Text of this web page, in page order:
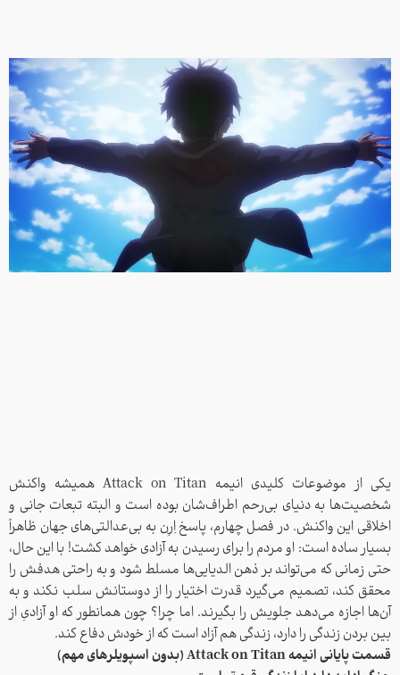
یکی از موضوعات کلیدی انیمه Attack on Titan همیشه واکنش
شخصیت‌ها به دنیای بی‌رحم اطراف‌شان بوده است و البته تبعات جانی و
اخلاقی این واکنش. در فصل چهارم، پاسخ اِرِن به بی‌عدالتی‌های جهان ظاهراً
بسیار ساده است: او مردم را برای رسیدن به آزادی خواهد کشت! با این حال،
حتی زمانی که می‌تواند بر ذهن الدیایی‌ها مسلط شود و به راحتی هدفش را
محقق کند، تصمیم می‌گیرد قدرت اختیار را از دوستانش سلب نکند و به
آن‌ها اجازه می‌دهد جلویش را بگیرند. اما چرا؟ چون همانطور که او آزادیِ از
بین بردن زندگی‌ را دارد، زندگی هم آزاد است که از خودش دفاع کند.
قسمت پایانی انیمه Attack on Titan (بدون اسپویلرهای مهم)